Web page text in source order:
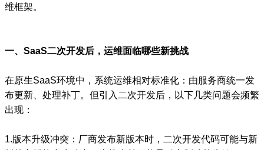
维框架。
一、SaaS二次开发后，运维面临哪些新挑战
在原生SaaS环境中，系统运维相对标准化：由服务商统一发
布更新、处理补丁。但引入二次开发后，以下几类问题会频繁
出现：
1.版本升级冲突：厂商发布新版本时，二次开发代码可能与新